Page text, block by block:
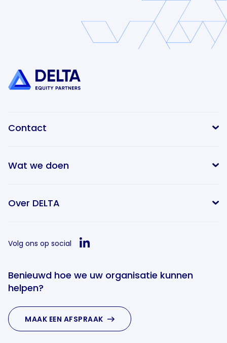
Contact
Wat we doen
Over DELTA
Volg ons op social
Benieuwd hoe we uw organisatie kunnen
helpen?
MAAK EEN AFSPRAAK